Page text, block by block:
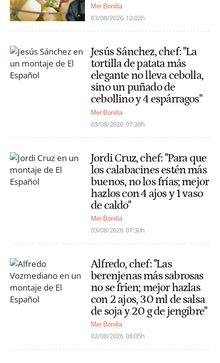
Mer Bonilla
03/08/2026 12:02h
Jesús Sánchez, chef: "La
tortilla de patata más
elegante no lleva cebolla,
sino un puñado de
cebollino y 4 espárragos"
Mer Bonilla
03/08/2026 07:30h
Jordi Cruz, chef: "Para que
los calabacines estén más
buenos, no los frías; mejor
hazlos con 4 ajos y 1 vaso
de caldo"
Mer Bonilla
03/08/2026 07:30h
Alfredo, chef: "Las
berenjenas más sabrosas
no se fríen; mejor hazlas
con 2 ajos, 30 ml de salsa
de soja y 20 g de jengibre"
Mer Bonilla
02/08/2026 08:05h